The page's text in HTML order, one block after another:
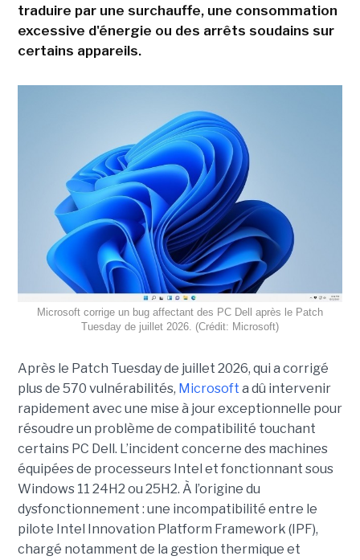
traduire par une surchauffe, une consommation
excessive d'énergie ou des arrêts soudains sur
certains appareils.
Microsoft corrige un bug affectant des PC Dell après le Patch
Tuesday de juillet 2026. (Crédit: Microsoft)
Après le Patch Tuesday de juillet 2026, qui a corrigé
plus de 570 vulnérabilités, Microsoft a dû intervenir
rapidement avec une mise à jour exceptionnelle pour
résoudre un problème de compatibilité touchant
certains PC Dell. L’incident concerne des machines
équipées de processeurs Intel et fonctionnant sous
Windows 11 24H2 ou 25H2. À l’origine du
dysfonctionnement : une incompatibilité entre le
pilote Intel Innovation Platform Framework (IPF),
chargé notamment de la gestion thermique et